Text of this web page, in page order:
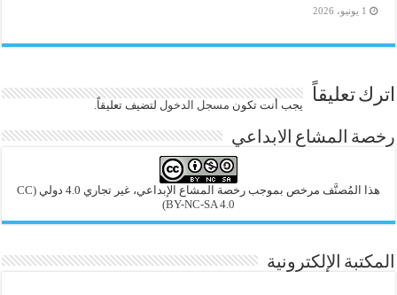
1 يونيو، 2026
اترك تعليقاً يجب أنت تكون مسجل الدخول لتضيف تعليقاً.
رخصة المشاع الابداعي
هذا المُصنَّف مرخص بموجب رخصة المشاع الإبداعي، غير تجاري 4.0 دولي
(CC
BY-NC-SA 4.0)
المكتبة الإلكترونية